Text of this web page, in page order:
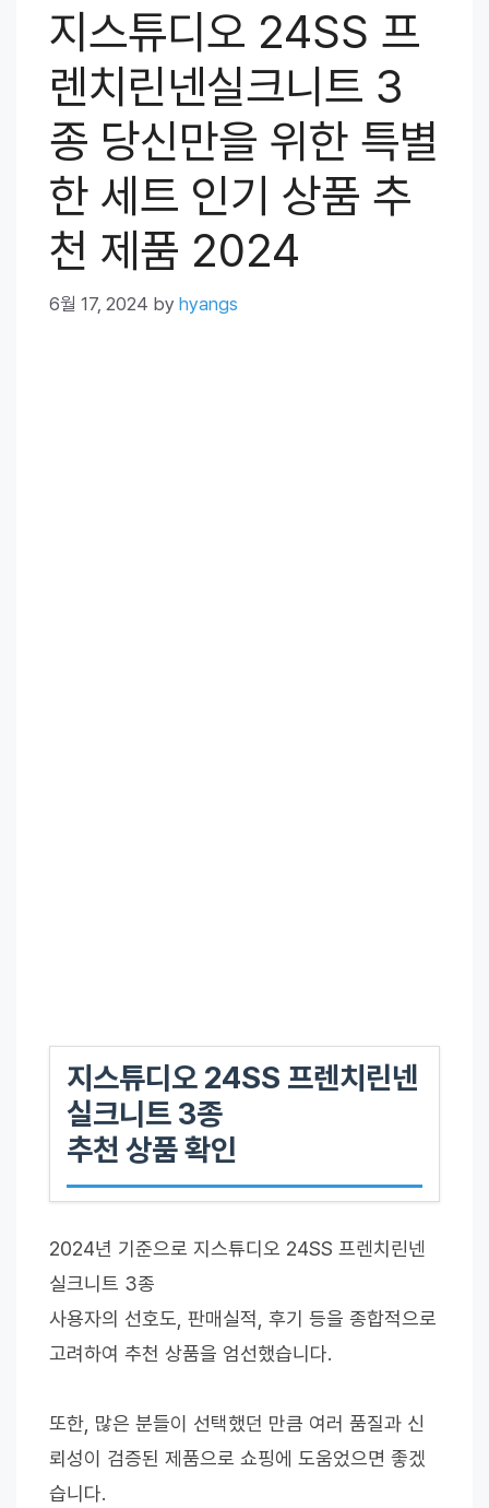
지스튜디오 24SS 프
렌치린넨실크니트 3
종 당신만을 위한 특별
한 세트 인기 상품 추
천 제품 2024
6월 17, 2024 by hyangs
지스튜디오 24SS 프렌치린넨
실크니트 3종
추천 상품 확인
2024년 기준으로 지스튜디오 24SS 프렌치린넨
실크니트 3종
사용자의 선호도, 판매실적, 후기 등을 종합적으로
고려하여 추천 상품을 엄선했습니다.
또한, 많은 분들이 선택했던 만큼 여러 품질과 신
뢰성이 검증된 제품으로 쇼핑에 도움었으면 좋겠
습니다.